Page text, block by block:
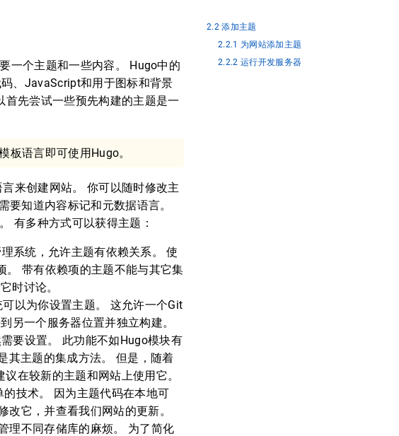
一个主题和一些内容。 Hugo中的
、JavaScript和用于图标和背景
先尝试一些预先构建的主题是一
板语言即可使用Hugo。
来创建网站。 你可以随时修改主
知道内容标记和元数据语言。
有多种方式可以获得主题：
系统，允许主题有依赖关系。 使
。 带有依赖项的主题不能与其它集
时讨论。
以为你设置主题。 这允许一个Git
另一个服务器位置并独立构建。
要设置。 此功能不如Hugo模块有
其主题的集成方法。 但是，随着
在较新的主题和网站上使用它。
技术。 因为主题代码在本地可
它，并查看我们网站的更新。
理不同存储库的麻烦。 为了简化
2.2 添加主题
2.2.1 为网站添加主题
2.2.2 运行开发服务器